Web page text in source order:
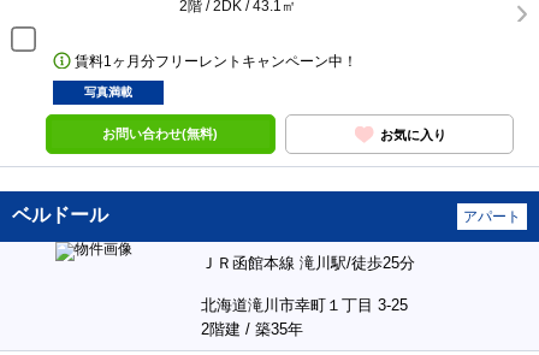
2階 / 2DK / 43.1㎡
賃料1ヶ月分フリーレントキャンペーン中！
写真満載
お問い合わせ(無料) お気に入り
ベルドール アパート
ＪＲ函館本線 滝川駅/徒歩25分
北海道滝川市幸町１丁目 3-25
2階建 / 築35年